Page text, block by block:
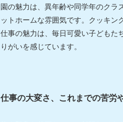
園の魅力は、異年齢や同学年のクラ
ットホームな雰囲気です。クッキン
仕事の魅力は、毎日可愛い子どもた
りがいを感じています。
仕事の大変さ、これまでの苦労